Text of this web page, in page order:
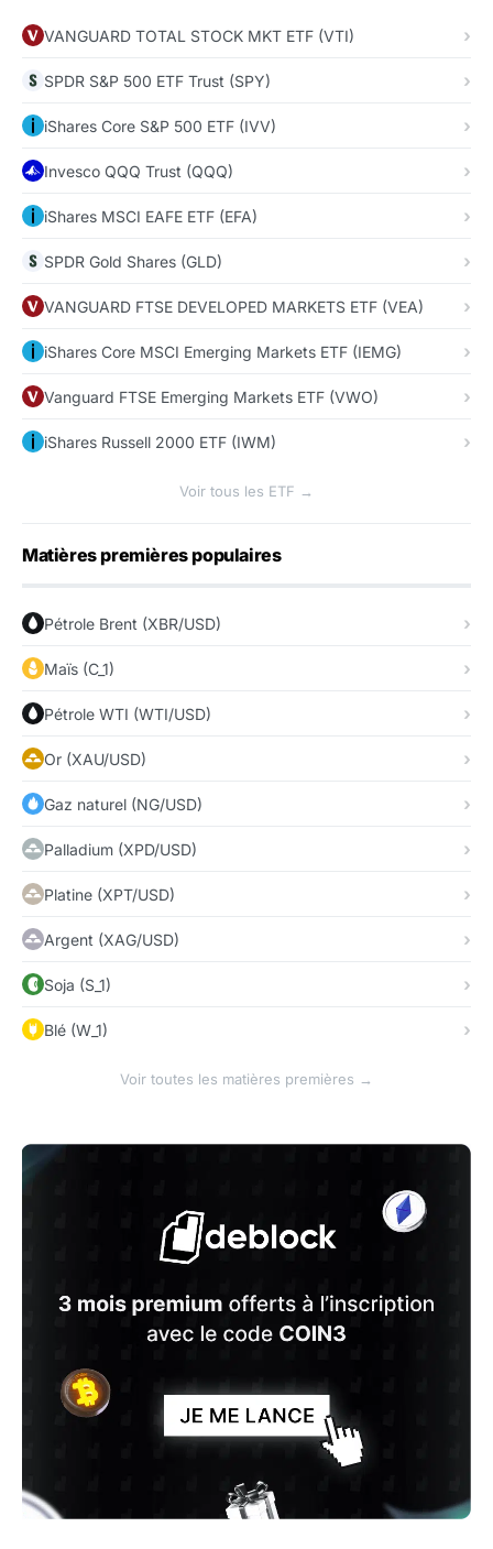
VANGUARD TOTAL STOCK MKT ETF (VTI)
SPDR S&P 500 ETF Trust (SPY)
iShares Core S&P 500 ETF (IVV)
Invesco QQQ Trust (QQQ)
iShares MSCI EAFE ETF (EFA)
SPDR Gold Shares (GLD)
VANGUARD FTSE DEVELOPED MARKETS ETF (VEA)
iShares Core MSCI Emerging Markets ETF (IEMG)
Vanguard FTSE Emerging Markets ETF (VWO)
iShares Russell 2000 ETF (IWM)
Voir tous les ETF →
Matières premières populaires
Pétrole Brent (XBR/USD)
Maïs (C_1)
Pétrole WTI (WTI/USD)
Or (XAU/USD)
Gaz naturel (NG/USD)
Palladium (XPD/USD)
Platine (XPT/USD)
Argent (XAG/USD)
Soja (S_1)
Blé (W_1)
Voir toutes les matières premières →